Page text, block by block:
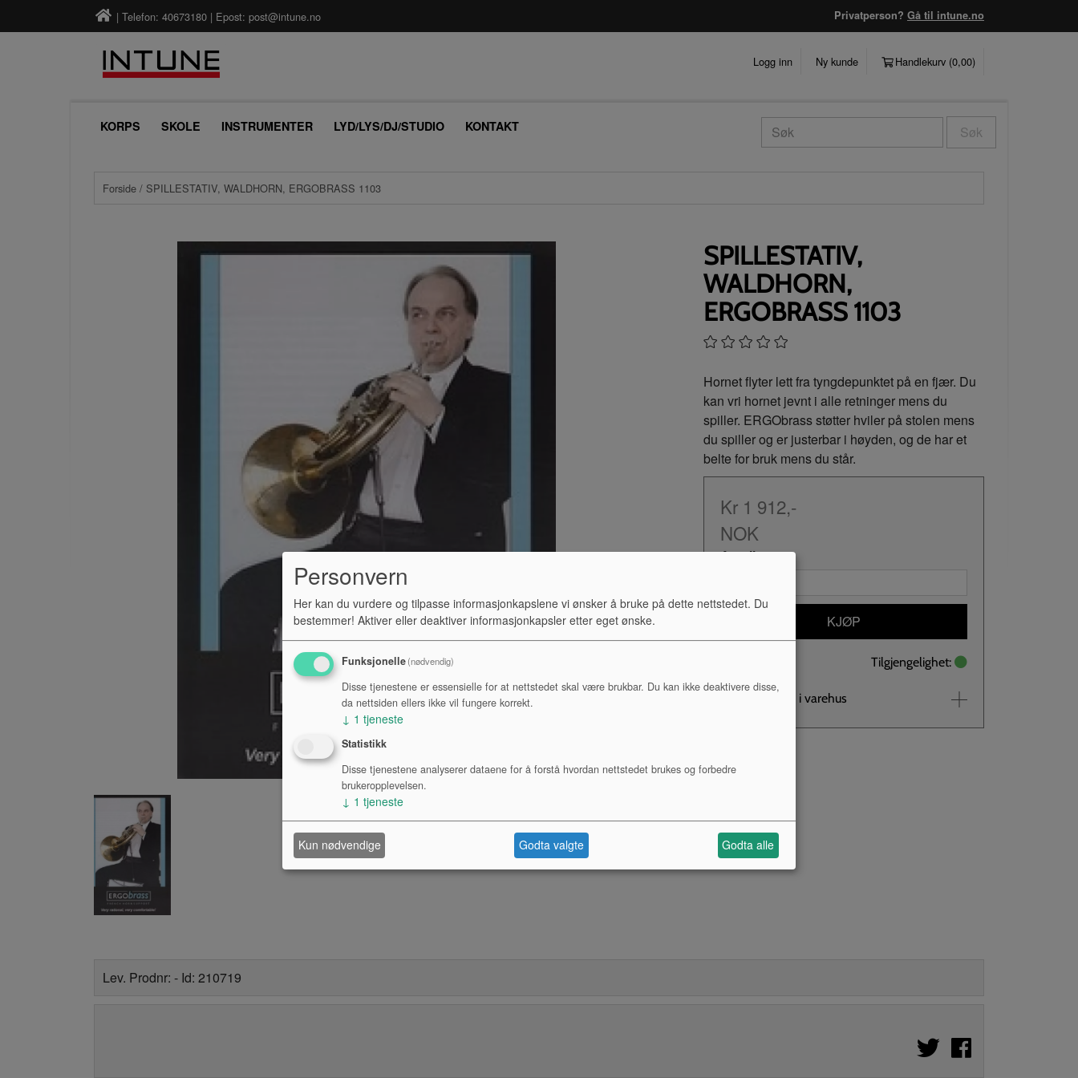
| Telefon: 40673180 | Epost: post@intune.no Privatperson? Gå til intune.no
Logg inn Ny kunde Handlekurv (0,00)
KORPS SKOLE INSTRUMENTER LYD/LYS/DJ/STUDIO KONTAKT Søk
Forside / SPILLESTATIV, WALDHORN, ERGOBRASS 1103
SPILLESTATIV,
WALDHORN,
ERGOBRASS 1103
Hornet flyter lett fra tyngdepunktet på en fjær. Du
kan vri hornet jevnt i alle retninger mens du
spiller. ERGObrass støtter hviler på stolen mens
du spiller og er justerbar i høyden, og de har et
belte for bruk mens du står.
Kr 1 912,-
NOK
Antall:
KJØP
Tilgjengelighet:
Se lagerstatus i varehus
Lev. Prodnr: - Id: 210719
Personvern
Her kan du vurdere og tilpasse informasjonkapslene vi ønsker å bruke på dette nettstedet. Du
bestemmer! Aktiver eller deaktiver informasjonkapsler etter eget ønske.
Funksjonelle(nødvendig)
Disse tjenestene er essensielle for at nettstedet skal være brukbar. Du kan ikke deaktivere disse,
da nettsiden ellers ikke vil fungere korrekt.
↓ 1 tjeneste
Statistikk
Disse tjenestene analyserer dataene for å forstå hvordan nettstedet brukes og forbedre
brukeropplevelsen.
↓ 1 tjeneste
Kun nødvendige Godta valgte Godta alle